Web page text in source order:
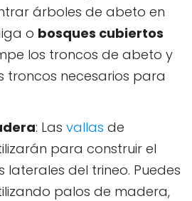
árboles de abeto en
o bosques cubiertos
los troncos de abeto y
troncos necesarios para
: Las vallas de
para construir el
laterales del trineo. Puedes
palos de madera,